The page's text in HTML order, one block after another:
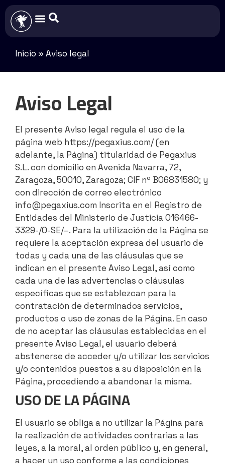
Inicio » Aviso legal
Aviso Legal
El presente Aviso legal regula el uso de la
página web https://pegaxius.com/ (en
adelante, la Página) titularidad de Pegaxius
S.L. con domicilio en Avenida Navarra, 72,
Zaragoza, 50010, Zaragoza; CIF nº B06831580; y
con dirección de correo electrónico
info@pegaxius.com Inscrita en el Registro de
Entidades del Ministerio de Justicia 016466-
3329-/0-SE/–. Para la utilización de la Página se
requiere la aceptación expresa del usuario de
todas y cada una de las cláusulas que se
indican en el presente Aviso Legal, así como
cada una de las advertencias o cláusulas
específicas que se establezcan para la
contratación de determinados servicios,
productos o uso de zonas de la Página. En caso
de no aceptar las cláusulas establecidas en el
presente Aviso Legal, el usuario deberá
abstenerse de acceder y/o utilizar los servicios
y/o contenidos puestos a su disposición en la
Página, procediendo a abandonar la misma.
USO DE LA PÁGINA
El usuario se obliga a no utilizar la Página para
la realización de actividades contrarias a las
leyes, a la moral, al orden público y, en general,
a hacer un uso conforme a las condiciones